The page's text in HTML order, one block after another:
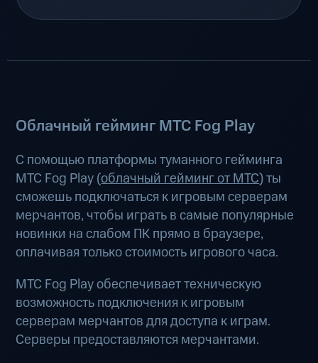
Облачный гейминг МТС Fog Play
С помощью платформы туманного гейминга
МТС Fog Play (облачный гейминг от МТС) ты
сможешь подключаться к игровым серверам
мерчантов, чтобы играть в самые популярные
новинки на слабом ПК прямо в браузере,
оплачивая только стоимость игрового часа.
МТС Fog Play обеспечивает техническую
возможность подключения к игровым
серверам мерчантов для доступа к играм.
Серверы предоставляются мерчантами.